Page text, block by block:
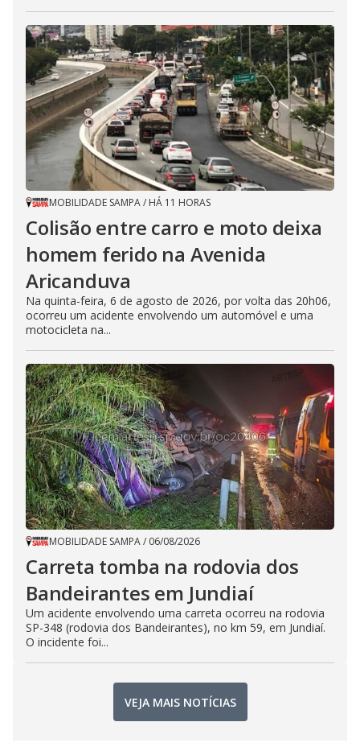
MOBILIDADE SAMPA/ HÁ 11 HORAS
Colisão entre carro e moto deixa
homem ferido na Avenida
Aricanduva
Na quinta-feira, 6 de agosto de 2026, por volta das 20h06,
ocorreu um acidente envolvendo um automóvel e uma
motocicleta na...
MOBILIDADE SAMPA/ 06/08/2026
Carreta tomba na rodovia dos
Bandeirantes em Jundiaí
Um acidente envolvendo uma carreta ocorreu na rodovia
SP-348 (rodovia dos Bandeirantes), no km 59, em Jundiaí.
O incidente foi...
VEJA MAIS NOTÍCIAS